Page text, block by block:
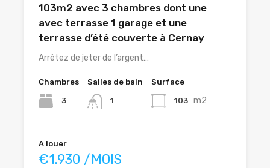
103m2 avec 3 chambres dont une
avec terrasse 1 garage et une
terrasse d’été couverte à Cernay
Arrêtez de jeter de l’argent…
Chambres
3
Salles de bain
1
Surface
103 m2
A louer
€1.930 /MOIS